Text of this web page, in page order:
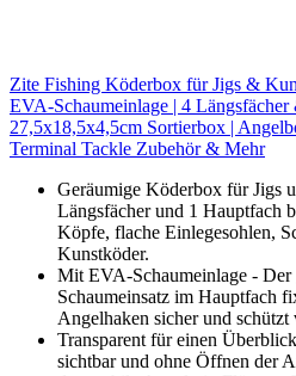
Zite Fishing Köderbox für Jigs &
EVA-Schaumeinlage | 4
27,5x18,5x4,5cm Sortierbox |
Terminal Tackle Zubehör & Mehr
Geräumige Köderbox für Jigs
Längsfächer und 1 Hauptfach
Köpfe, flache Einlegesohlen,
Kunstköder.
Mit EVA-Schaumeinlage -
Schaumeinsatz im Hauptfach
Angelhaken sicher und schützt
Transparent für einen
sichtbar und ohne Öffnen der